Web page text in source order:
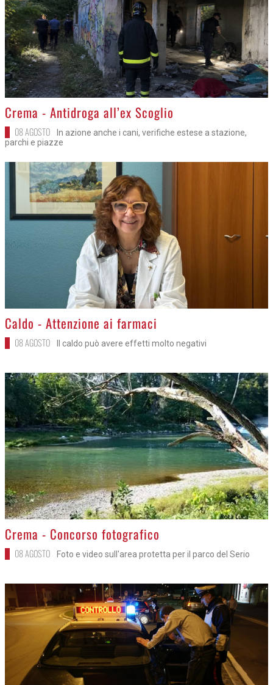
>
Crema - Antidroga all’ex Scoglio
08 AGOSTO
In azione anche i cani, verifiche estese a stazione,
parchi e piazze
>
Caldo - Attenzione ai farmaci
08 AGOSTO Il caldo può avere effetti molto negativi
>
Crema - Concorso fotografico
08 AGOSTO Foto e video sull'area protetta per il parco del Serio